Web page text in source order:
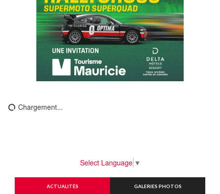
Chargement...
Select Language ▼
ACTUALITÉS GALERIES PHOTOS